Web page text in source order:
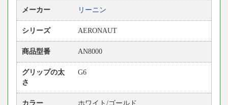
メーカー リーニン
シリーズ AERONAUT
商品型番 AN8000
グリップの太
さ
G6
カラー ホワイト/ゴールド